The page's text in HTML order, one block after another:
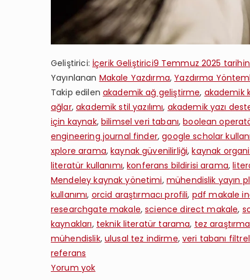
Geliştirici: İçerik Geliştirici9 Temmuz 2025
Yayınlanan Makale Yazdırma,Yazdırma
Takip edilen akademik ağ geliştirme, akademik
ağlar,akademik stil yazılımı, akademik yazı
için kaynak, bilimsel veri tabanı,boolean
engineering journal finder,google scholar
xplore arama,kaynak güvenilirliği,kaynak
literatür kullanımı,konferans bildirisi arama,
Mendeley kaynak yönetimi, mühendislik yayın
kullanımı, orcid araştırmacı profili, pdf makale
researchgate makale,science direct makale,
kaynakları, teknik literatür tarama, tez
mühendislik, ulusal tez indirme, veri tabanı
referans
Yorum yokMakine